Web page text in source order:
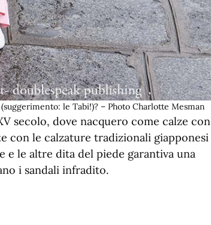
le Tabi!)? – Photo Charlotte Mesman
secolo, dove nacquero come calze con
con le calzature tradizionali giapponesi
e le altre dita del piede garantiva una
i sandali infradito.